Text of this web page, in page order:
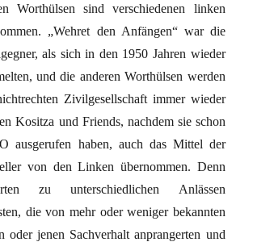
Worthülsen sind verschiedenen linken
„Wehret den Anfängen“ war die
als sich in den 1950 Jahren wieder
und die anderen Worthülsen werden
Zivilgesellschaft immer wieder
Kositza und Friends, nachdem sie schon
ausgerufen haben, auch das Mittel der
von den Linken übernommen. Denn
zu unterschiedlichen Anlässen
die von mehr oder weniger bekannten
oder jenen Sachverhalt anprangerten und